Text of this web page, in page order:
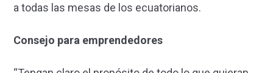
a todas las mesas de los ecuatorianos.
Consejo para emprendedores